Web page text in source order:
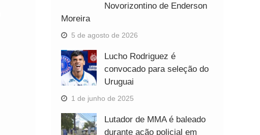
Novorizontino de Enderson
Moreira
5 de agosto de 2026
Lucho Rodriguez é
convocado para seleção do
Uruguai
1 de junho de 2025
Lutador de MMA é baleado
durante ação policial em